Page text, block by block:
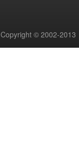
Copyright © 2002-2013